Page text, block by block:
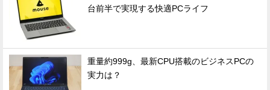
台前半で実現する快適PCライフ
重量約999g、最新CPU搭載のビジネスPCの
実力は？